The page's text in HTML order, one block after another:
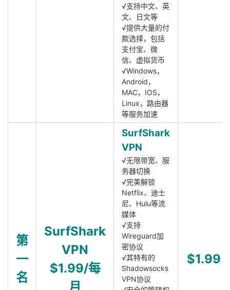
√支持中文、英
文、日文等
√提供大量的付
款选择，包括
支付宝、微
信、虚拟货币
√Windows，
Android，
MAC，IOS，
Linux，路由器
等服务加速
第
一
名
SurfShark
VPN
$1.99/每
月
SurfShark
VPN
√无限带宽、服
务器切换
√完美解锁
Netflix、迪士
尼、Hulu等流
媒体
√支持
Wireguard加
密协议
√其特有的
Shadowsocks
VPN协议
$1.99